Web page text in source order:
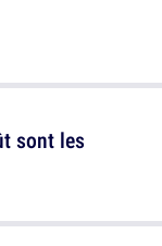
sont les